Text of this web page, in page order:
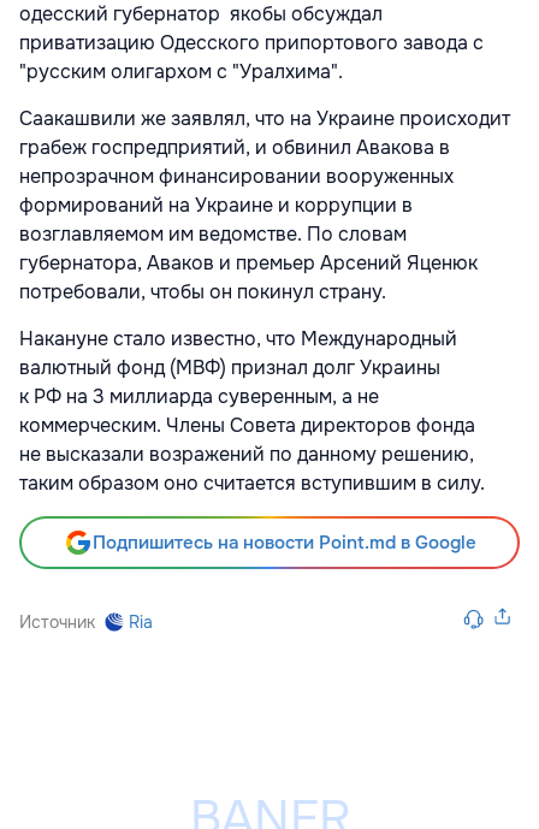
одесский губернатор якобы обсуждал
приватизацию Одесского припортового завода с
"русским олигархом с "Уралхима".
Саакашвили же заявлял, что на Украине происходит
грабеж госпредприятий, и обвинил Авакова в
непрозрачном финансировании вооруженных
формирований на Украине и коррупции в
возглавляемом им ведомстве. По словам
губернатора, Аваков и премьер Арсений Яценюк
потребовали, чтобы он покинул страну.
Накануне стало известно, что Международный
валютный фонд (МВФ) признал долг Украины
к РФ на 3 миллиарда суверенным, а не
коммерческим. Члены Совета директоров фонда
не высказали возражений по данному решению,
таким образом оно считается вступившим в силу.
Подпишитесь на новости Point.md в Google
Источник Ria